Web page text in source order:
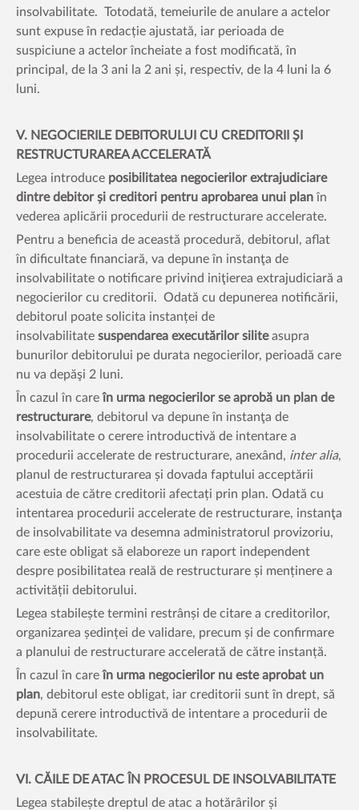
insolvabilitate. Totodată, temeiurile de anulare a actelor
sunt expuse în redacție ajustată, iar perioada de
suspiciune a actelor încheiate a fost modificată, în
principal, de la 3 ani la 2 ani și, respectiv, de la 4 luni la 6
luni.
V. NEGOCIERILE DEBITORULUI CU CREDITORII ȘI
RESTRUCTURAREA ACCELERATĂ
Legea introduce posibilitatea negocierilor extrajudiciare
dintre debitor și creditori pentru aprobarea unui plan în
vederea aplicării procedurii de restructurare accelerate.
Pentru a beneficia de această procedură, debitorul, aflat
în dificultate financiară, va depune în instanţa de
insolvabilitate o notificare privind iniţierea extrajudiciară a
negocierilor cu creditorii. Odată cu depunerea notificării,
debitorul poate solicita instanței de
insolvabilitate suspendarea executărilor silite asupra
bunurilor debitorului pe durata negocierilor, perioadă care
nu va depăşi 2 luni.
În cazul în care în urma negocierilor se aprobă un plan de
restructurare, debitorul va depune în instanţa de
insolvabilitate o cerere introductivă de intentare a
procedurii accelerate de restructurare, anexând, inter alia,
planul de restructurarea și dovada faptului acceptării
acestuia de către creditorii afectați prin plan. Odată cu
intentarea procedurii accelerate de restructurare, instanţa
de insolvabilitate va desemna administratorul provizoriu,
care este obligat să elaboreze un raport independent
despre posibilitatea reală de restructurare și menținere a
activității debitorului.
Legea stabilește termini restrânși de citare a creditorilor,
organizarea ședinței de validare, precum și de confirmare
a planului de restructurare accelerată de către instanță.
În cazul în care în urma negocierilor nu este aprobat un
plan, debitorul este obligat, iar creditorii sunt în drept, să
depună cerere introductivă de intentare a procedurii de
insolvabilitate.
VI. CĂILE DE ATAC ÎN PROCESUL DE INSOLVABILITATE
Legea stabilește dreptul de atac a hotărârilor și